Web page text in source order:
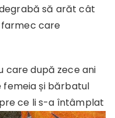
să arăt cât
farmec care
care după zece ani
femeia și bărbatul
ce li s-a întâmplat